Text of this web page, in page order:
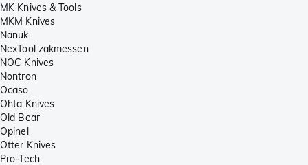
MK Knives & Tools
MKM Knives
Nanuk
NexTool zakmessen
NOC Knives
Nontron
Ocaso
Ohta Knives
Old Bear
Opinel
Otter Knives
Pro-Tech